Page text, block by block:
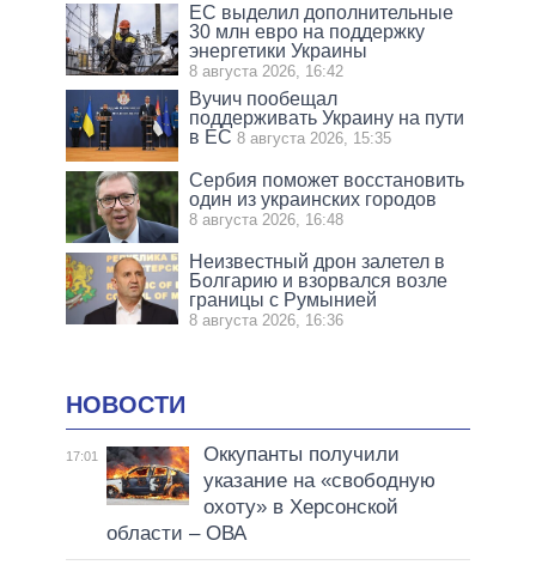
ЕС выделил дополнительные
30 млн евро на поддержку
энергетики Украины
8 августа 2026, 16:42
Вучич пообещал
поддерживать Украину на пути
в ЕС 8 августа 2026, 15:35
Сербия поможет восстановить
один из украинских городов
8 августа 2026, 16:48
Неизвестный дрон залетел в
Болгарию и взорвался возле
границы с Румынией
8 августа 2026, 16:36
НОВОСТИ
17:01
Оккупанты получили
указание на «свободную
охоту» в Херсонской
области – ОВА